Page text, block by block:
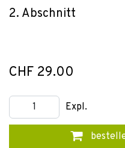
2. Abschnitt
CHF 29.00
Expl.